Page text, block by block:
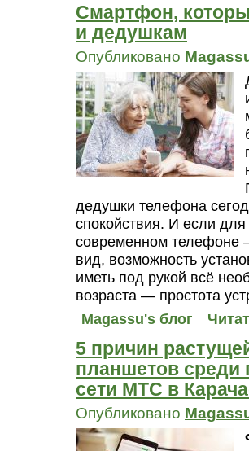
Смартфон,
и дедушкам
Опубликовано
дедушки телефона
спокойствия. И если
современном телефоне
вид, возможность
иметь под рукой всё
возраста — простота
Magassu's блог
5 причин
планшетов среди
сети МТС в
Опубликовано